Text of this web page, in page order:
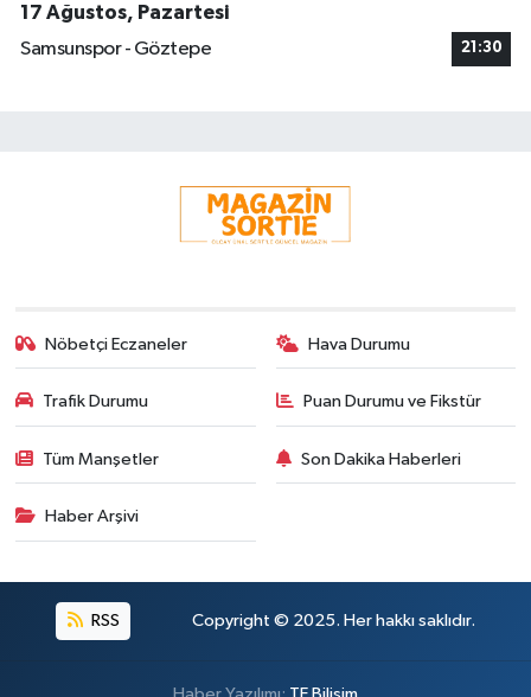
17 Ağustos, Pazartesi
Samsunspor - Göztepe
21:30
Nöbetçi Eczaneler Hava Durumu
Trafik Durumu Puan Durumu ve Fikstür
Tüm Manşetler Son Dakika Haberleri
Haber Arşivi
RSS Copyright © 2025. Her hakkı saklıdır.